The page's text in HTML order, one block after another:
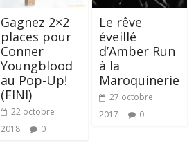
Gagnez 2×2
places pour
Conner
Youngblood
au Pop-Up!
(FINI)
22 octobre
2018
0
Le rêve
éveillé
d’Amber Run
à la
Maroquinerie
27 octobre
2017
0